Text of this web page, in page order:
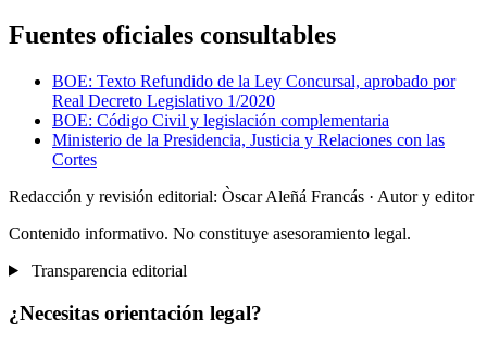
Fuentes oficiales consultables
BOE: Texto Refundido de la Ley Concursal, aprobado por
Real Decreto Legislativo 1/2020
BOE: Código Civil y legislación complementaria
Ministerio de la Presidencia, Justicia y Relaciones con las
Cortes
Redacción y revisión editorial: Òscar Aleñá Francás · Autor y editor
Contenido informativo. No constituye asesoramiento legal.
Transparencia editorial
¿Necesitas orientación legal?